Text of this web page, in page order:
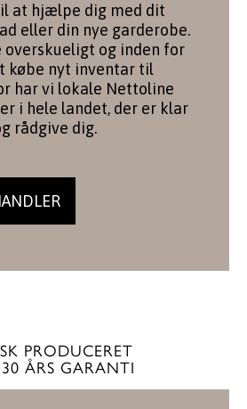
at hjælpe dig med dit
eller din nye garderobe.
og inden for
købe nyt inventar til
har vi lokale Nettoline
i hele landet, der er klar
rådgive dig.
PRODUCERET
ÅRS GARANTI